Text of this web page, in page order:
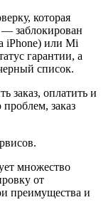
которая
заблокирован
iPhone) или Mi
гарантии, а
список.
заказ, оплатить и
проблем, заказ
множество
от
преимущества и